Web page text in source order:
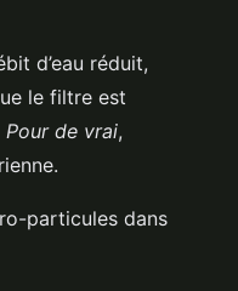
d’eau réduit,
le filtre est
Pour de vrai,
particules dans